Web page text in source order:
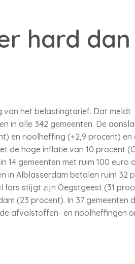
hard dan
van het belastingtarief. Dat meldt
in alle 342 gemeenten. De
en rioolheffing (+2,9 procent) en
de hoge inflatie van 10 procent
14 gemeenten met ruim 100 euro
in Alblasserdam betalen ruim 32
fors stijgt zijn Oegstgeest (31
(23 procent). In 37 gemeenten
afvalstoffen- en rioolheffingen